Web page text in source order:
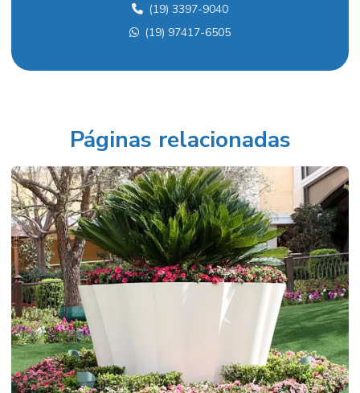
Flores ornamentais em campinas
Floricultura e plantas ornamentais
Folhagens ornamentais para interiores
Fornecedor de palmeiras
Fornecedor de vasos para paisagismo corporativo em campinas
Fornecedores de paisagismo em paulínia
Grama esmeralda em campinas
Insumos para plantio
Insumos para plantio geral
Loja de vasos em campinas
Manutenção de áreas verdes
(19) 3397-9040
(19) 97417-6505
Páginas relacionadas